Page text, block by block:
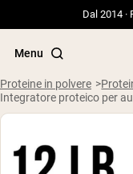
Dal 2014
Menu
Termini di ricerca
Proteine in polvere
Integratore proteico per